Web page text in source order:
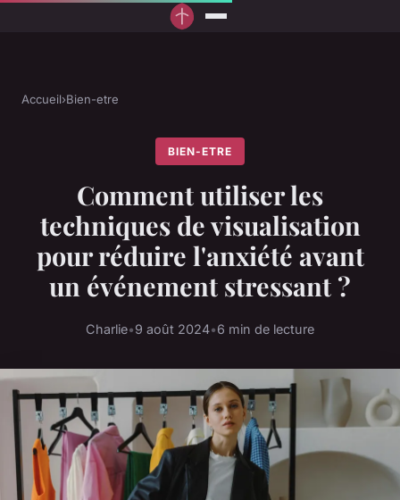
Accueil›Bien-etre
BIEN-ETRE
Comment utiliser les
techniques de visualisation
pour réduire l'anxiété avant
un événement stressant ?
Charlie•9 août 2024•6 min de lecture